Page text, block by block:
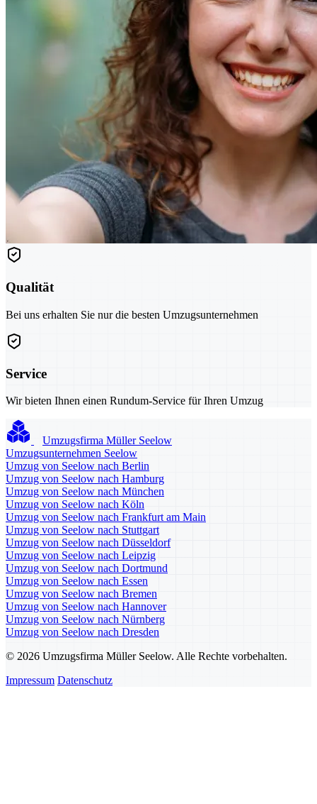
Qualität
Bei uns erhalten Sie nur die besten Umzugsunternehmen
Service
Wir bieten Ihnen einen Rundum-Service für Ihren Umzug
Umzugsfirma Müller Seelow
Umzugsunternehmen Seelow
Umzug von Seelow nach Berlin
Umzug von Seelow nach Hamburg
Umzug von Seelow nach München
Umzug von Seelow nach Köln
Umzug von Seelow nach Frankfurt am Main
Umzug von Seelow nach Stuttgart
Umzug von Seelow nach Düsseldorf
Umzug von Seelow nach Leipzig
Umzug von Seelow nach Dortmund
Umzug von Seelow nach Essen
Umzug von Seelow nach Bremen
Umzug von Seelow nach Hannover
Umzug von Seelow nach Nürnberg
Umzug von Seelow nach Dresden
© 2026 Umzugsfirma Müller Seelow. Alle Rechte vorbehalten.
Impressum Datenschutz